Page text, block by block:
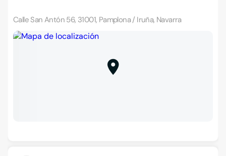
Calle San Antón 56, 31001, Pamplona / Iruña, Navarra